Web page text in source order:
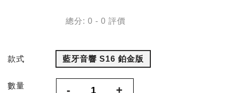
總分: 0 - 0 評價
款式 藍牙音響 S16 鉑金版
數量 - +